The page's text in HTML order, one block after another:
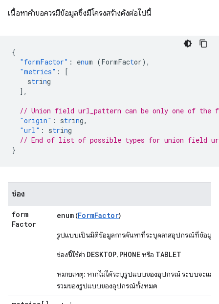
เนื้อหาคําขอควรมีข้อมูลซึ่งมีโครงสร้างดังต่อไปนี้
{
"formFactor" : enum (FormFactor) ,
"metrics" :
[
string
],
// Union field url_pattern can be only one of the
"origin" : string,
"url" : string
// End of list of possible types for union field
}
ช่อง
form
Factor
enum (FormFactor)
รูปแบบเป็นมิติข้อมูลการค้นหาที่ระบุคลาสอุปกรณ์ที่ข้อมูลข
ช่องนี้ใช้ค่า DESKTOP, PHONEหรือ TABLET
หมายเหตุ: หากไม่ได้ระบุรูปแบบของอุปกรณ์ ระบบจะแส
รวมของรูปแบบของอุปกรณ์ทั้งหมด